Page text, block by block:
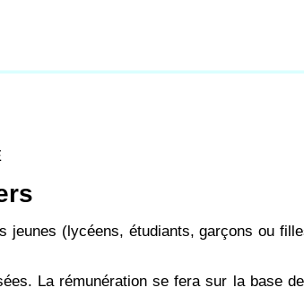
jeunes (lycéens, étudiants, garçons ou
La rémunération se fera sur la base